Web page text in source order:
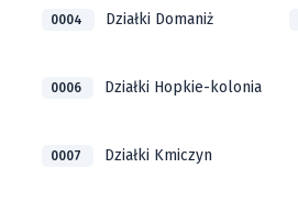
0004 Działki Domaniż
0006 Działki Hopkie-kolonia
0007 Działki Kmiczyn